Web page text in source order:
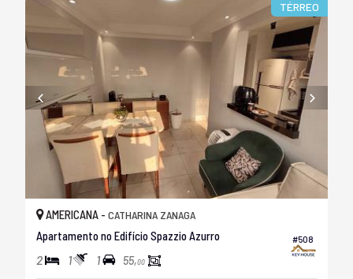
TÉRREO
#508
AMERICANA - CATHARINA ZANAGA
Apartamento no Edifício Spazzio Azurro
2 1 1 55,00